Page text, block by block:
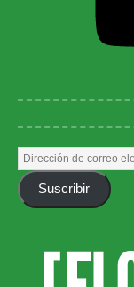
Suscribir